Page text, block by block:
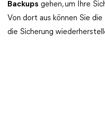
Backups gehen, um Ihre
Von dort aus können Sie
die Sicherung